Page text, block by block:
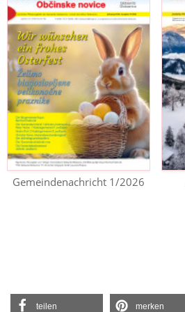
Gemeindenachricht 1/2026
teilen merken